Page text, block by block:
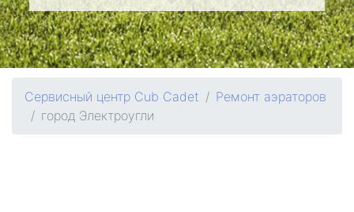
Сервисный центр Cub Cadet
Ремонт аэраторов
город Электроугли